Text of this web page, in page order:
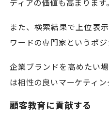
ディアの価値も高まります。
また、検索結果で上位表
ワードの専門家というポ
企業ブランドを高めたい
は相性の良いマーケティン
顧客教育に貢献する